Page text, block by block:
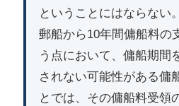
ということにはならない
郵船から10年間傭船料の
う点において、傭船期間
されない可能性がある傭
とでは、その傭船料受領